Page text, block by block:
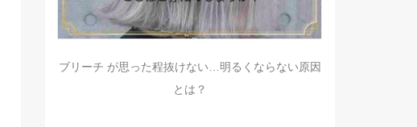
ブリーチ が思った程抜けない…明るくならない原因
とは？